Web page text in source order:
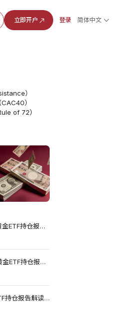
立即开户 登录 简体中文
）
）
of 72）
2024年12月31日-EBC黄金ETF持仓报告解读
2024年10月31日-EBC黄金ETF持仓报告解读
2025年10月31日黄金ETF持仓报告解读：较前一个交易日增加4.3吨